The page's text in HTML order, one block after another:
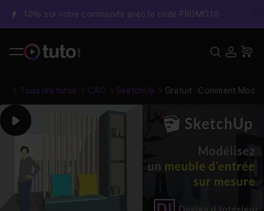
-10% sur votre commande avec le code PROMO10
Tous les tutos CAO SketchUp Gratuit : Comment
Play